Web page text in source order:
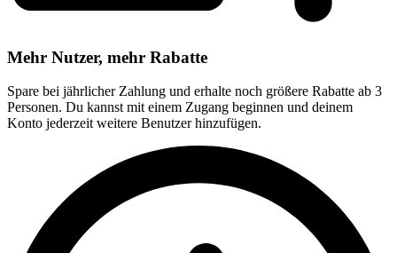
Mehr Nutzer, mehr Rabatte
Spare bei jährlicher Zahlung und erhalte noch größere Rabatte ab 3
Personen. Du kannst mit einem Zugang beginnen und deinem
Konto jederzeit weitere Benutzer hinzufügen.